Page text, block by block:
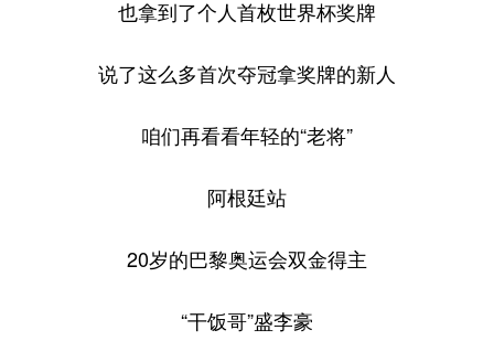
也拿到了个人首枚世界杯奖牌
说了这么多首次夺冠拿奖牌的新人
咱们再看看年轻的“老将”
阿根廷站
20岁的巴黎奥运会双金得主
“干饭哥”盛李豪